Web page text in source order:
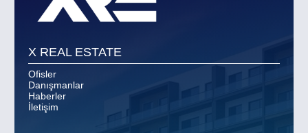
X REAL ESTATE
Ofisler
Danışmanlar
Haberler
İletişim